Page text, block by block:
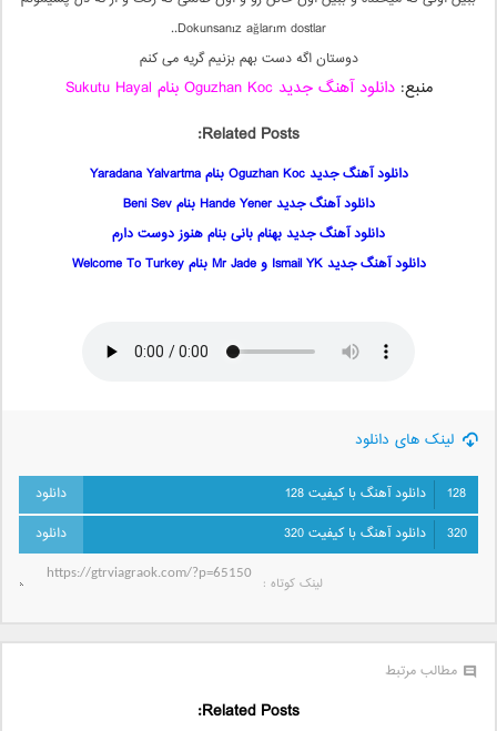
Dokunsanız ağlarım dostlar..
دوستان اگه دست بهم بزنیم گریه می کنم
منبع:دانلود آهنگ جدید Oguzhan Koc بنام Sukutu Hayal
Related Posts:
دانلود آهنگ جدید Oguzhan Koc بنام Yaradana Yalvartma
دانلود آهنگ جدید Hande Yener بنام Beni Sev
دانلود آهنگ جدید بهنام بانی بنام هنوز دوست دارم
دانلود آهنگ جدید Ismail YK و Mr Jade بنام Welcome To Turkey
لینک های دانلود
128
دانلود آهنگ با کیفیت 128
320
دانلود آهنگ با کیفیت 320
لینک کوتاه‌ :
مطالب مرتبط
Related Posts: